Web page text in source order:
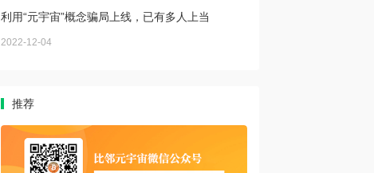
利用“元宇宙”概念骗局上线，已有多人上当
2022-12-04
推荐